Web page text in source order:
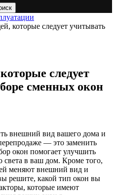
которые следует учитывать
следует
сменных окон
внешний вид вашего дома и
— это заменить
окон помогает улучшить
света в ваш дом. Кроме того,
меняют внешний вид и
решите, какой тип окон вы
которые имеют